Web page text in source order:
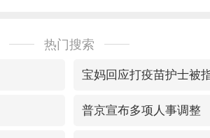
热门搜索
宝妈回应打疫苗护士被
普京宣布多项人事调整